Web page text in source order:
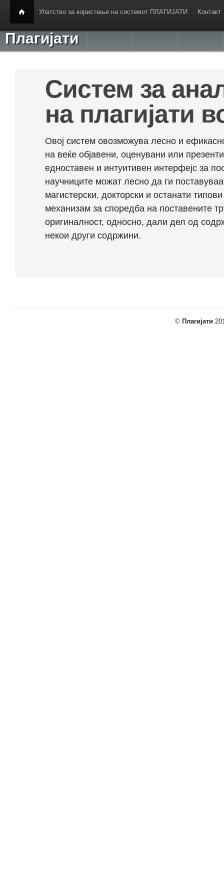
Упатство за користење на системот ПЛАГИЈАТИ Контакт
Плагијати
Систем за
на плагијати
Овој систем овозможува лесно и
на веќе објавени, оценувани или
едноставен и интуитивен интерфејс за
научниците можат лесно да ги
магистерски, докторски и останати
механизам за споредба на поставените
оригиналност, односно, дали дел од
некои други содржини.
© Плагијати